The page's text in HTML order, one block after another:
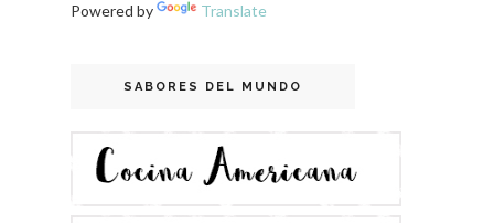
Powered by Translate
SABORES DEL MUNDO